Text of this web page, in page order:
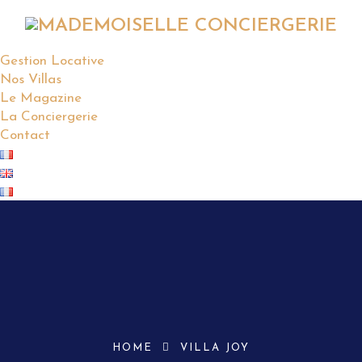
Gestion Locative
Nos Villas
Le Magazine
La Conciergerie
Contact
HOME VILLA JOY